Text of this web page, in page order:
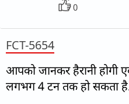
0
FCT-5654
आपको जानकर हैरानी होगी
लगभग 4 टन तक हो सकता